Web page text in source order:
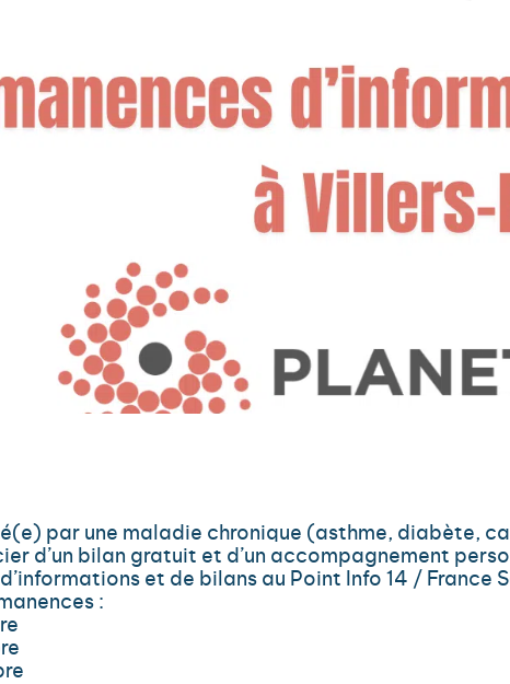
par une maladie chronique (asthme, diabète,
d’un bilan gratuit et d’un accompagnement
et de bilans au Point Info 14 / France
: